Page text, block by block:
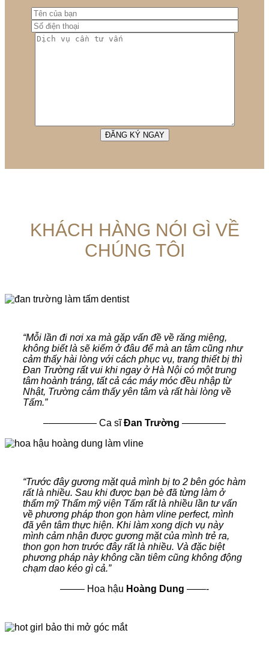
KHÁCH HÀNG NÓI GÌ VỀ
CHÚNG TÔI
“Mỗi lần đi nơi xa mà gặp vấn đề về răng miệng,
không biết là sẽ kiếm ở đâu để mà an tâm cũng như
cảm thấy hài lòng với cách phục vụ, trang thiết bị thì
Đan Trường rất vui khi ngay ở Hà Nội có một trung
tâm hoành tráng, tất cả các máy móc đều nhập từ
Nhật, Trường cảm thấy yên tâm và rất hài lòng về
Tấm.”
–————— Ca sĩĐan Trường ————–
“Trước đây gương mặt quả mình bị to 2 bên góc hàm
rất là nhiều. Sau khi được bạn bè đã từng làm ở
thẩm mỹ Thẩm mỹ viện Tấm rất là nhiều lần tư vấn
về phương pháp thon gọn hàm vline perfect, mình
đã yên tâm thực hiện. Khi làm xong dịch vụ này
mình cảm nhận được gương mặt của mình trẻ ra,
thon gọn hơn trước đây rất là nhiều. Và đặc biệt
phương pháp này không cần tiêm cũng không động
chạm dao kéo gì cả.”
——– Hoa hậu Hoàng Dung ——-